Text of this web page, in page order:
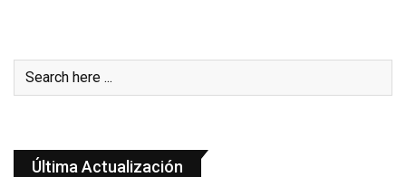
Última Actualización